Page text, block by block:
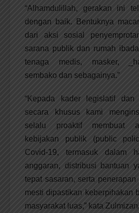
“Alhamdulillah, gerakan ini
dengan baik. Bentuknya
dari aksi sosial
sarana publik dan rumah
tenaga medis, masker,
sembako dan sebagainya.”
“Kepada kader legislatif dan
secara khusus kami
selalu proaktif membuat
kebijakan publik (public
Covid-19, termasuk dalam
anggaran, distribusi bantuan
tepat sasaran, serta
mesti dipastikan keberpihakan
masyarakat luas,” kata